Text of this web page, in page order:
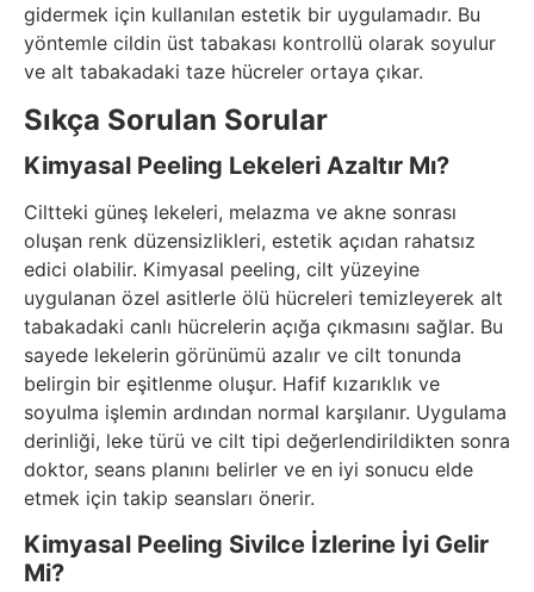
gidermek için kullanılan estetik bir uygulamadır. Bu
yöntemle cildin üst tabakası kontrollü olarak soyulur
ve alt tabakadaki taze hücreler ortaya çıkar.
Sıkça Sorulan Sorular
Kimyasal Peeling Lekeleri Azaltır Mı?
Ciltteki güneş lekeleri, melazma ve akne sonrası
oluşan renk düzensizlikleri, estetik açıdan rahatsız
edici olabilir. Kimyasal peeling, cilt yüzeyine
uygulanan özel asitlerle ölü hücreleri temizleyerek alt
tabakadaki canlı hücrelerin açığa çıkmasını sağlar. Bu
sayede lekelerin görünümü azalır ve cilt tonunda
belirgin bir eşitlenme oluşur. Hafif kızarıklık ve
soyulma işlemin ardından normal karşılanır. Uygulama
derinliği, leke türü ve cilt tipi değerlendirildikten sonra
doktor, seans planını belirler ve en iyi sonucu elde
etmek için takip seansları önerir.
Kimyasal Peeling Sivilce İzlerine İyi Gelir
Mi?